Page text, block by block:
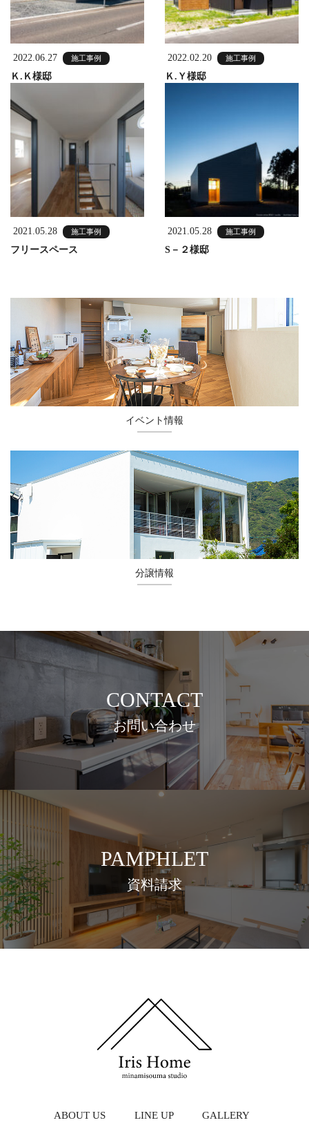
2022.06.27 施工事例
Ｋ.Ｋ様邸
2022.02.20 施工事例
Ｋ.Ｙ様邸
2021.05.28 施工事例
フリースペース
2021.05.28 施工事例
S－２様邸
イベント情報
分譲情報
CONTACT
お問い合わせ
PAMPHLET
資料請求
ABOUT US LINE UP GALLERY